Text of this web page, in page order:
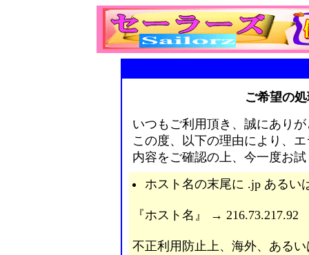
ご希望の
いつもご利用頂き、誠にあり
この度、以下の理由により、
内容をご確認の上、今一度お
ホスト名の末尾に .jp あるい
『ホスト名』 → 216.73.217.92
不正利用防止上、海外、ある